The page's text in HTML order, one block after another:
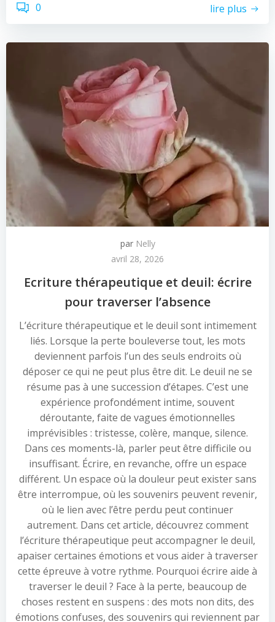
0 lire plus
par Nelly
avril 28, 2026
Ecriture thérapeutique et deuil: écrire
pour traverser l’absence
L’écriture thérapeutique et le deuil sont intimement
liés. Lorsque la perte bouleverse tout, les mots
deviennent parfois l’un des seuls endroits où
déposer ce qui ne peut plus être dit. Le deuil ne se
résume pas à une succession d’étapes. C’est une
expérience profondément intime, souvent
déroutante, faite de vagues émotionnelles
imprévisibles : tristesse, colère, manque, silence.
Dans ces moments-là, parler peut être difficile ou
insuffisant. Écrire, en revanche, offre un espace
différent. Un espace où la douleur peut exister sans
être interrompue, où les souvenirs peuvent revenir,
où le lien avec l’être perdu peut continuer
autrement. Dans cet article, découvrez comment
l’écriture thérapeutique peut accompagner le deuil,
apaiser certaines émotions et vous aider à traverser
cette épreuve à votre rythme. Pourquoi écrire aide à
traverser le deuil ? Face à la perte, beaucoup de
choses restent en suspens : des mots non dits, des
émotions confuses, des souvenirs qui reviennent par